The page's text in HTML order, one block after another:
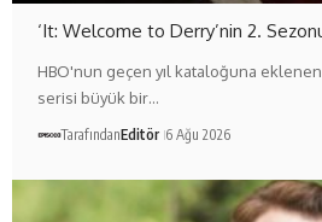
‘It: Welcome to Derry’nin 2.
HBO'nun geçen yıl kataloğuna
serisi büyük bir…
TarafındanEditör 6 Ağu 2026